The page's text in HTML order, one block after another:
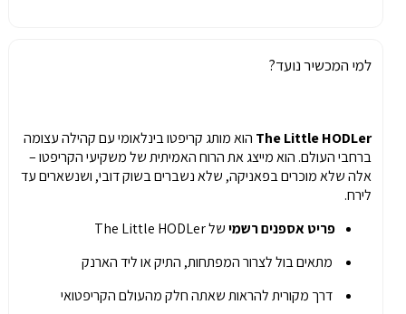
למי המכשיר נועד?
The Little HODLerהוא מותג קריפטו בינלאומי עם קהילה עצומה
ברחבי העולם. הוא מייצג את הרוח האמיתית של משקיעי הקריפטו –
אלה שלא מוכרים בפאניקה, שלא נשברים בשוק דובי, ושנשארים עד
לירח.
פריט אספנים רשמישל The Little HODLer
מתאים בול לצרור המפתחות, התיק או ליד הארנק
דרך מקורית להראות שאתה חלק מהעולם הקריפטואי